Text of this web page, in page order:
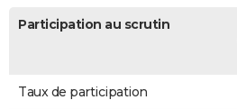
Participation au scrutin
Taux de participation